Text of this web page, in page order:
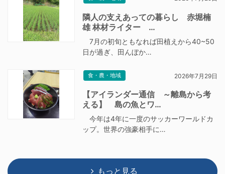
隣人の支えあっての暮らし 赤堀楠
雄 林材ライター …
7月の初旬ともなれば田植えから40~50
日が過ぎ、田んぼか…
食・農・地域 2026年7月29日
【アイランダー通信 ～離島から考
える】 島の魚とワ…
今年は4年に一度のサッカーワールドカ
ップ。世界の強豪相手に…
もっと見る